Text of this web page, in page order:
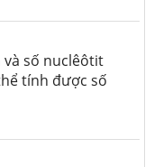
và số nuclêôtit
tính được số